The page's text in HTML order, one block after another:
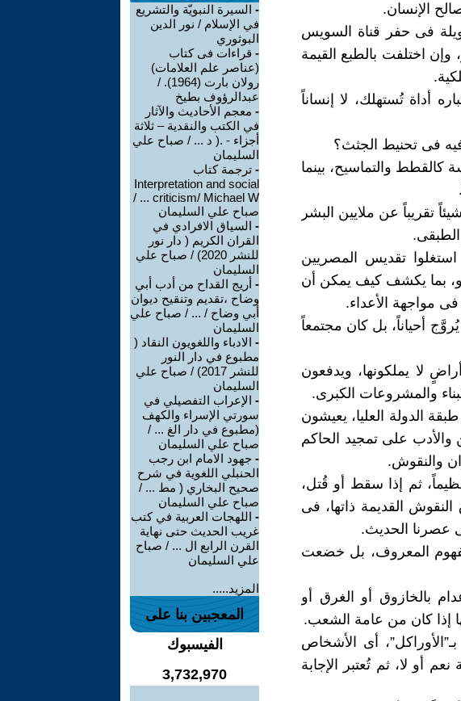
الإنسان.
فى حفر قناة السويس
اختلفت بالطبع القيمة
أداة تُستهلك، لا إنساناً
فيه فى تحنيط الجثث؟
كالقطط والتماسيح، بينما
تقريباً عن ملايين البشر
الطبقى.
تقديس المصريين
بما يكشف كيف يمكن أن
مواجهة الأعداء.
أحياناً، بل كان مجتمعاً
لا يملكونها، ويدفعون
والمشروعات الكبرى.
الدولة العليا، يعيشون
على تمجيد الحاكم
والنقوش.
ثم إذا سقط أو قُتل،
النقوش القديمة ذاتها، فى
عصرنا الحديث.
المعروف، بل خضعت
بالخازوق أو الغرق أو
إذا كان من عامة الشعب.
أى الأشخاص
أو لا، ثم تُعتبر الإجابة
- السيرة النبويّة والتشريع
في الإسلام / نور الدين
البوثوري
- قراءات فى كتاب
(عناصر علم العلامات)
رولان بارت (1964). /
عبدالرؤوف بطيخ
- معجم الأحاديث والآثار
في الكتب والنقدية – ثلاثة
أجزاء - .( د ... / صباح علي
السليمان
- ترجمة كتاب
Interpretation and social
criticism/ Michael W ... /
صباح علي السليمان
- السياق الافرادي في
القران الكريم ( دار نور
للنشر 2020) / صباح علي
السليمان
- أريج القداح من أدب أبي
وضاح ،تقديم وتنقيح ديوان
أبي وضاح / ... / صباح علي
السليمان
- الادباء واللغويون النقاد (
مطبوع في دار النور
للنشر 2017) / صباح علي
السليمان
- الإعراب التفصيلي في
سورتي الإسراء والكهف
(مطبوع في دار الغ ... /
صباح علي السليمان
- جهود الامام ابن رجب
الحنبلي اللغوية في شرح
صحيح البخاري ( مط ... /
صباح علي السليمان
- اللهجات العربية في كتب
غريب الحديث حتى نهاية
القرن الرابع ال ... / صباح
علي السليمان
المزيد.....
المعجبين بنا على
الفيسبوك
3,732,970